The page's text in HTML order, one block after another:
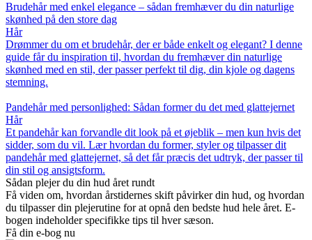
Brudehår med enkel elegance – sådan fremhæver du din naturlige
skønhed på den store dag
Hår
Drømmer du om et brudehår, der er både enkelt og elegant? I denne
guide får du inspiration til, hvordan du fremhæver din naturlige
skønhed med en stil, der passer perfekt til dig, din kjole og dagens
stemning.
Pandehår med personlighed: Sådan former du det med glattejernet
Hår
Et pandehår kan forvandle dit look på et øjeblik – men kun hvis det
sidder, som du vil. Lær hvordan du former, styler og tilpasser dit
pandehår med glattejernet, så det får præcis det udtryk, der passer til
din stil og ansigtsform.
Sådan plejer du din hud året rundt
Få viden om, hvordan årstidernes skift påvirker din hud, og hvordan
du tilpasser din plejerutine for at opnå den bedste hud hele året. E-
bogen indeholder specifikke tips til hver sæson.
Få din e-bog nu